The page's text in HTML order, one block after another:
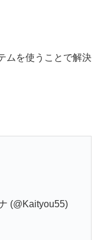
ムを使うことで解決
(@Kaityou55)